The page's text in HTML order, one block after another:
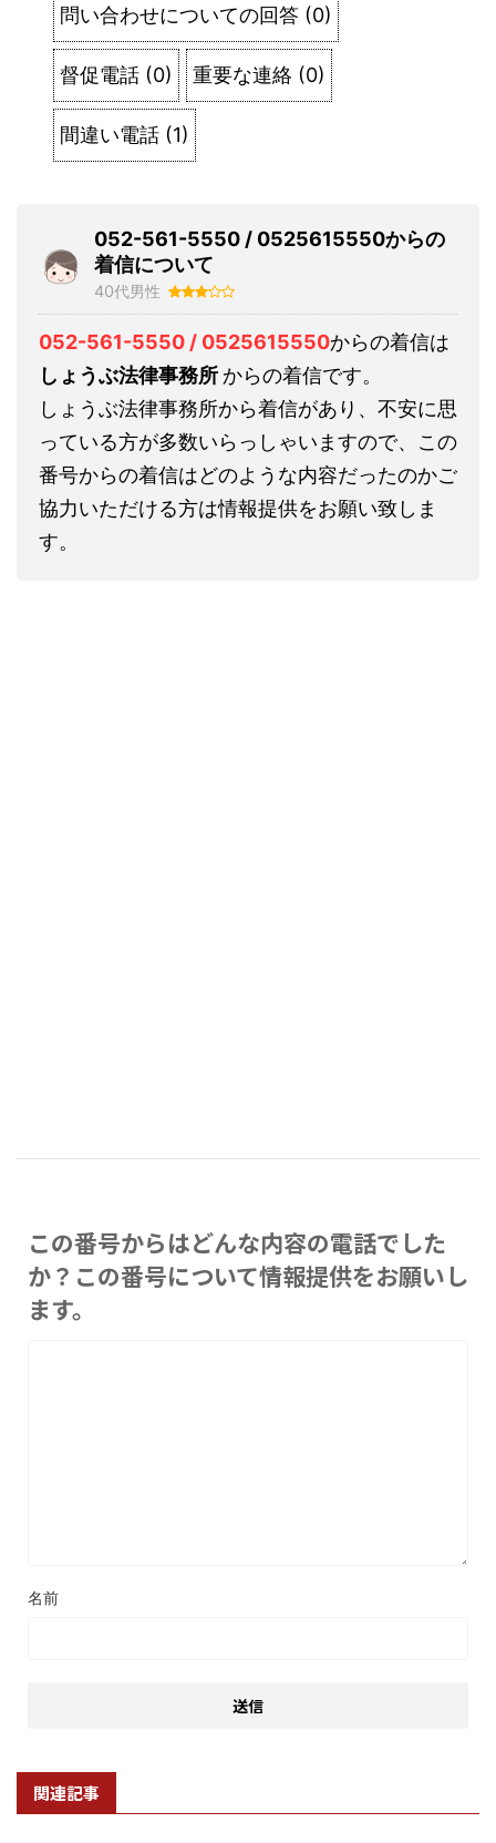
問い合わせについての回答 (0)
督促電話 (0) 重要な連絡 (0)
間違い電話 (1)
052-561-5550 / 0525615550からの
着信について
40代男性
052-561-5550 / 0525615550からの着信は
しょうぶ法律事務所からの着信です。
しょうぶ法律事務所から着信があり、不安に思
っている方が多数いらっしゃいますので、この
番号からの着信はどのような内容だったのかご
協力いただける方は情報提供をお願い致しま
す。
この番号からはどんな内容の電話でした
か？この番号について情報提供をお願いし
ます。
名前
関連記事